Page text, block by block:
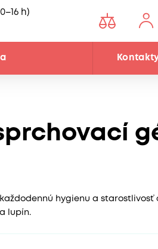
h)
hygienu a starostlivosť
lupín.